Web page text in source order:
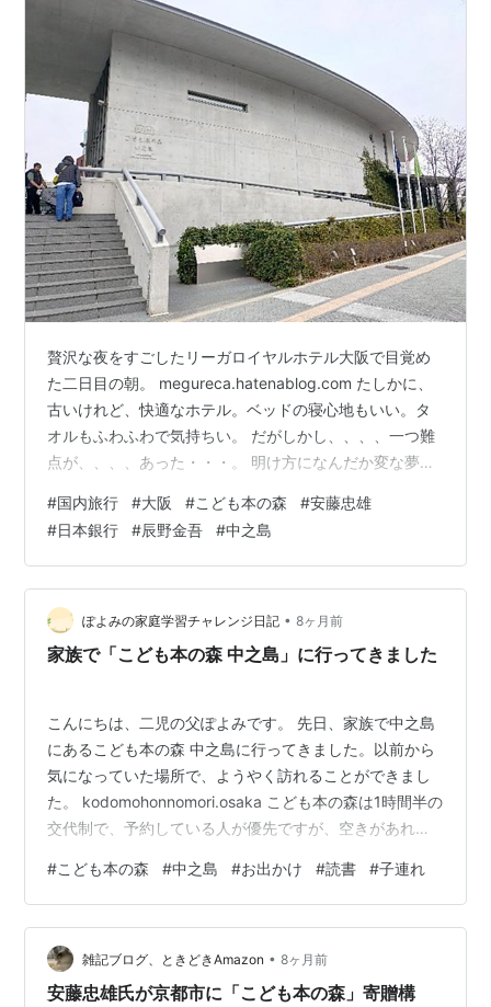
贅沢な夜をすごしたリーガロイヤルホテル大阪で目覚め
た二日目の朝。 megureca.hatenablog.com たしかに、
古いけれど、快適なホテル。ベッドの寝心地もいい。タ
オルもふわふわで気持ちい。 だがしかし、、、、一つ難
点が、、、、あった・・・。 明け方になんだか変な夢を
っと音がしている。気にしつつも再度寝入ったのだけれ
ど、起きてみて判明。 洗面所の蛇口が緩いのだ。水回り
の寿命ということだろう。おそらく、Oリングかコマを変
えれば済むことだと思うけれど、掃除に入っただけでは
気がつかないくらいのゆるやかな水漏れなんだろう
な‥‥。これは残念だか…
#国内旅行 #大阪 #こども本の森 #安藤忠雄
#日本銀行 #辰野金吾 #中之島
ぽよみの家庭学習チャレンジ日記 • 8ヶ月前
家族で「こども本の森 中之島」に行ってきました
こんにちは、二児の父ぽよみです。 先日、家族で中之島
にあるこども本の森 中之島に行ってきました。以前から
気になっていた場所で、ようやく訪れることができまし
た。 kodomohonnomori.osaka こども本の森は1時間半の
交代制で、予約している人が優先ですが、空きがあれば
ができました。 建物は3階建てで、館内は本に囲まれた
空間です。小学二年生の息子と妻は、館内をあちこち回
りながら本を選んで読んでいたようです。ただ、息子は1
時間ほどで「もう出たい」となったようで、妻と一緒に
先に外へ出ました。 一方、読書好きの娘はというと、館
#こども本の森 #中之島 #お出かけ #読書 #子連れ
雑記ブログ、ときどきAmazon • 8ヶ月前
安藤忠雄氏が京都市に「こども本の森」寄贈構